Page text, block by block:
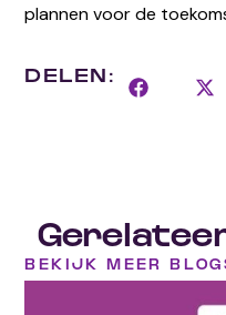
plannen voor de
DELEN:
BEKIJK MEER